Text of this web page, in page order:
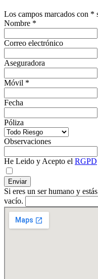
Los campos marcados con *
Nombre *
Correo electrónico
Aseguradora
Móvil *
Fecha
Póliza
Observaciones
He Leido y Acepto el RGPD
Si eres un ser humano y
vacío.